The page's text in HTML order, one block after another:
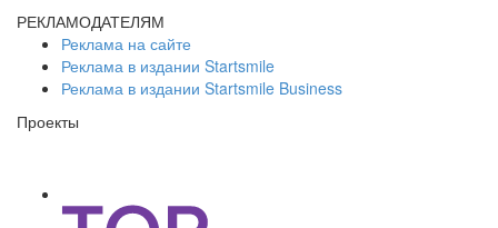
РЕКЛАМОДАТЕЛЯМ
Реклама на сайте
Реклама в издании Startsmile
Реклама в издании Startsmile Business
Проекты